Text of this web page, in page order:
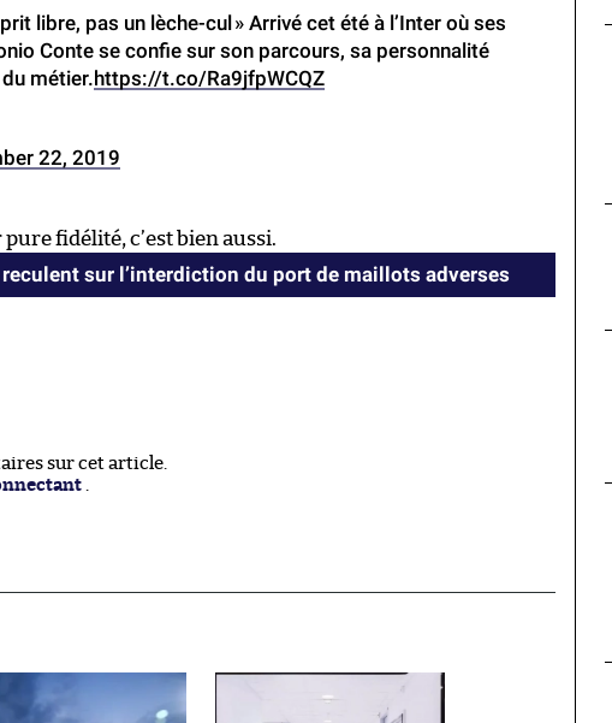
libre, pas un lèche-cul » Arrivé cet été à l’Inter où ses
Conte se confie sur son parcours, sa personnalité
métier.https://t.co/Ra9jfpWCQZ
22, 2019
fidélité, c’est bien aussi.
reculent sur l’interdiction du port de maillots adverses
sur cet article.
.